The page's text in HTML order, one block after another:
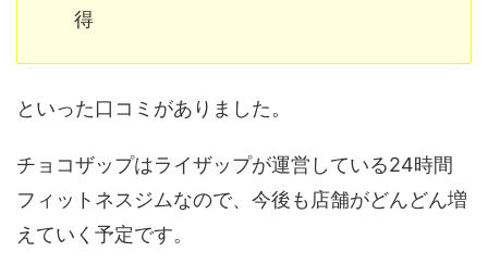
得
といった口コミがありました。
チョコザップはライザップが運営している24時間
フィットネスジムなので、今後も店舗がどんどん増
えていく予定です。